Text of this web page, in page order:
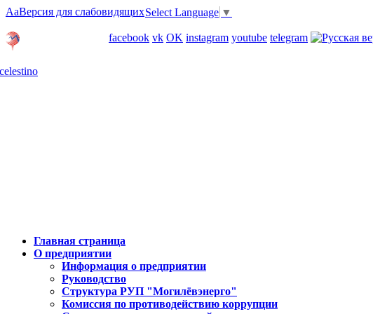
AaВерсия для слабовидящихSelect Language ▼
facebook vk OK instagram youtube telegram
Главная страница
О предприятии
Информация о предприятии
Руководство
Структура РУП "Могилёвэнерго"
Комиссия по противодействию коррупции